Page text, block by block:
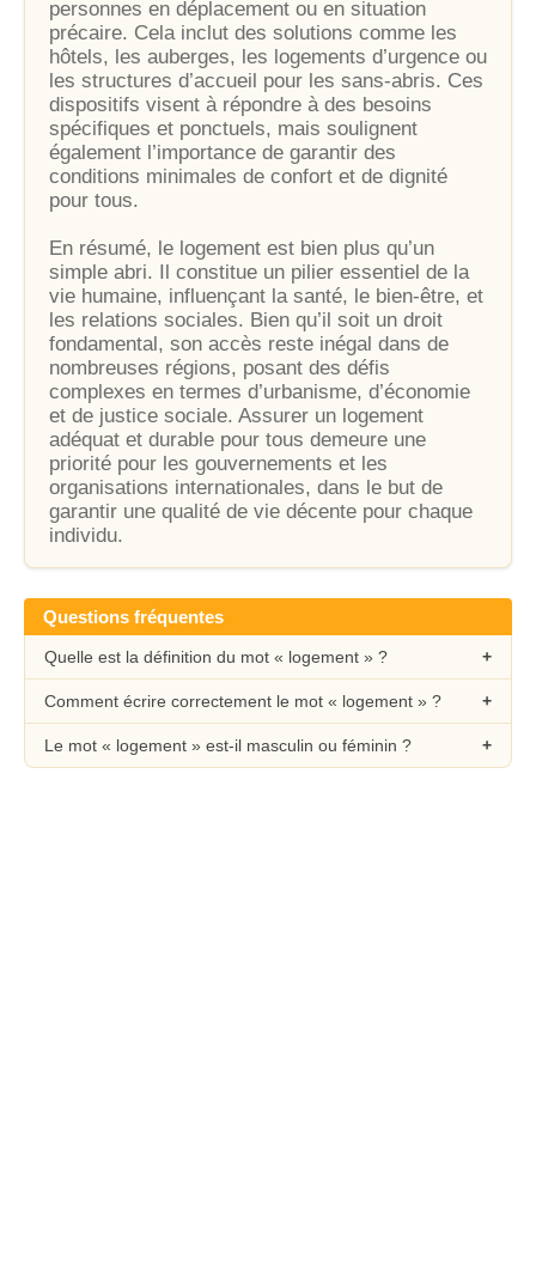
personnes en déplacement ou en situation
précaire. Cela inclut des solutions comme les
hôtels, les auberges, les logements d’urgence ou
les structures d’accueil pour les sans-abris. Ces
dispositifs visent à répondre à des besoins
spécifiques et ponctuels, mais soulignent
également l’importance de garantir des
conditions minimales de confort et de dignité
pour tous.
En résumé, le logement est bien plus qu’un
simple abri. Il constitue un pilier essentiel de la
vie humaine, influençant la santé, le bien-être, et
les relations sociales. Bien qu’il soit un droit
fondamental, son accès reste inégal dans de
nombreuses régions, posant des défis
complexes en termes d’urbanisme, d’économie
et de justice sociale. Assurer un logement
adéquat et durable pour tous demeure une
priorité pour les gouvernements et les
organisations internationales, dans le but de
garantir une qualité de vie décente pour chaque
individu.
Questions fréquentes
Quelle est la définition du mot « logement » ?
Comment écrire correctement le mot « logement » ?
Le mot « logement » est-il masculin ou féminin ?